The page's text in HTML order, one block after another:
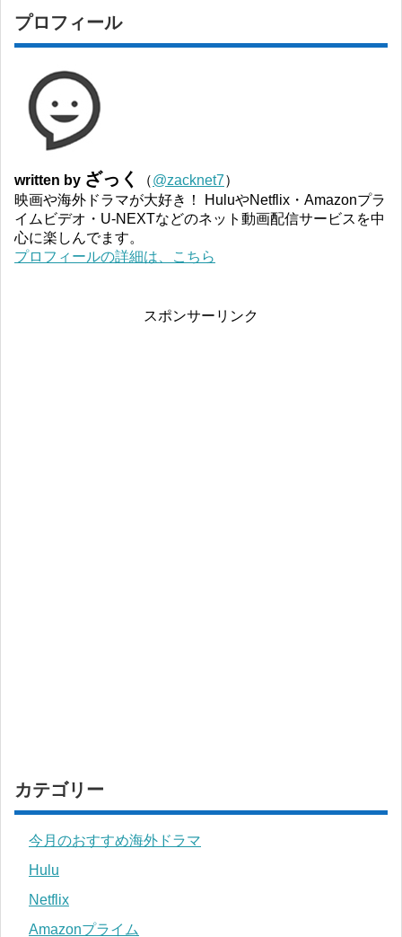
プロフィール
written by ざっく （@zacknet7）
映画や海外ドラマが大好き！ HuluやNetflix・Amazonプラ
イムビデオ・U-NEXTなどのネット動画配信サービスを中
心に楽しんでます。
プロフィールの詳細は、こちら
スポンサーリンク
カテゴリー
今月のおすすめ海外ドラマ
Hulu
Netflix
Amazonプライム